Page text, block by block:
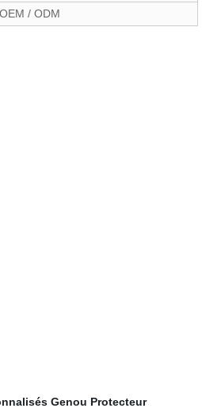
OEM / ODM
Genou Protecteur